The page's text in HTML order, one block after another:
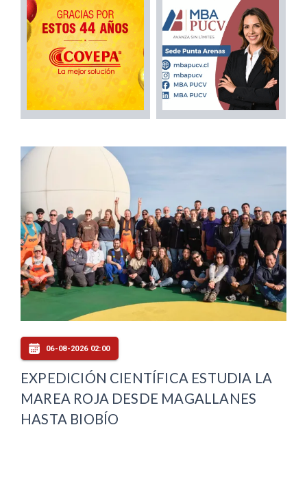
06-08-2026 02:00
EXPEDICIÓN CIENTÍFICA ESTUDIA LA
MAREA ROJA DESDE MAGALLANES
HASTA BIOBÍO